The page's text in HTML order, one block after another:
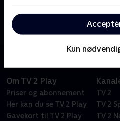
Kun
hemmeligheder, løgne og
at navigere i minefeltet
Om TV 2 Play
Priser og abonnement
Her kan du se TV 2 Play
Gavekort til TV 2 Play
TV 2
TV 2
TV 2